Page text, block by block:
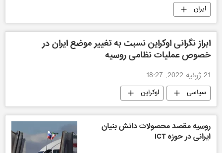
ایران
ابراز نگرانی اوکراین نسبت به تغییر موضع ایران در
خصوص عملیات نظامی روسیه
21 ژوئیه 2022, 18:27
سیاسی اوکراین
روسیه مقصد محصولات دانش‌ بنیان
ایرانی در حوزه ICT